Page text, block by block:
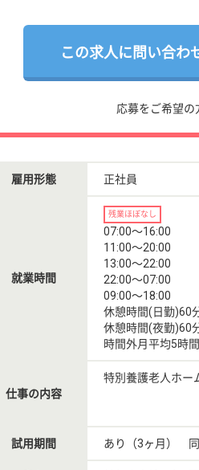
この求人に問い合わ
応募をご希望の
雇用形態 正社員
就業時間
残業ほぼなし
07:00〜16:00
11:00〜20:00
13:00〜22:00
22:00〜07:00
09:00〜18:00
休憩時間(日勤)60
休憩時間(夜勤)60
時間外月平均5時
仕事の内容
特別養護老人ホー
試用期間 あり（3ヶ月）